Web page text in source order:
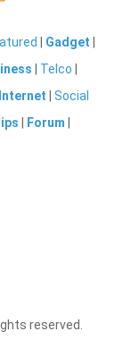
Gadget
Telco
Internet |Social
Forum
reserved.